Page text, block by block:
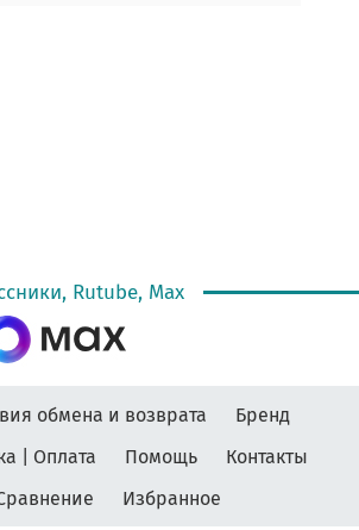
Rutube, Max
обмена и возврата
Бренд
| Оплата Помощь
Контакты
Избранное